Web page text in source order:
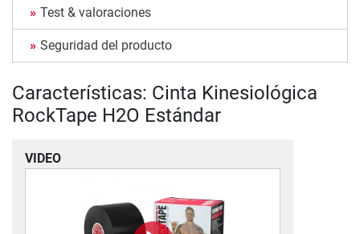
Test & valoraciones
Seguridad del producto
Características: Cinta Kinesiológica
RockTape H2O Estándar
VIDEO